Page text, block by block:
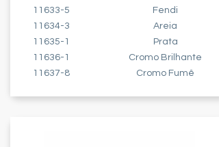
11633-5
11634-3
11635-1
11636-1
11637-8
Fendi
Areia
Prata
Cromo Brilhante
Cromo Fumê